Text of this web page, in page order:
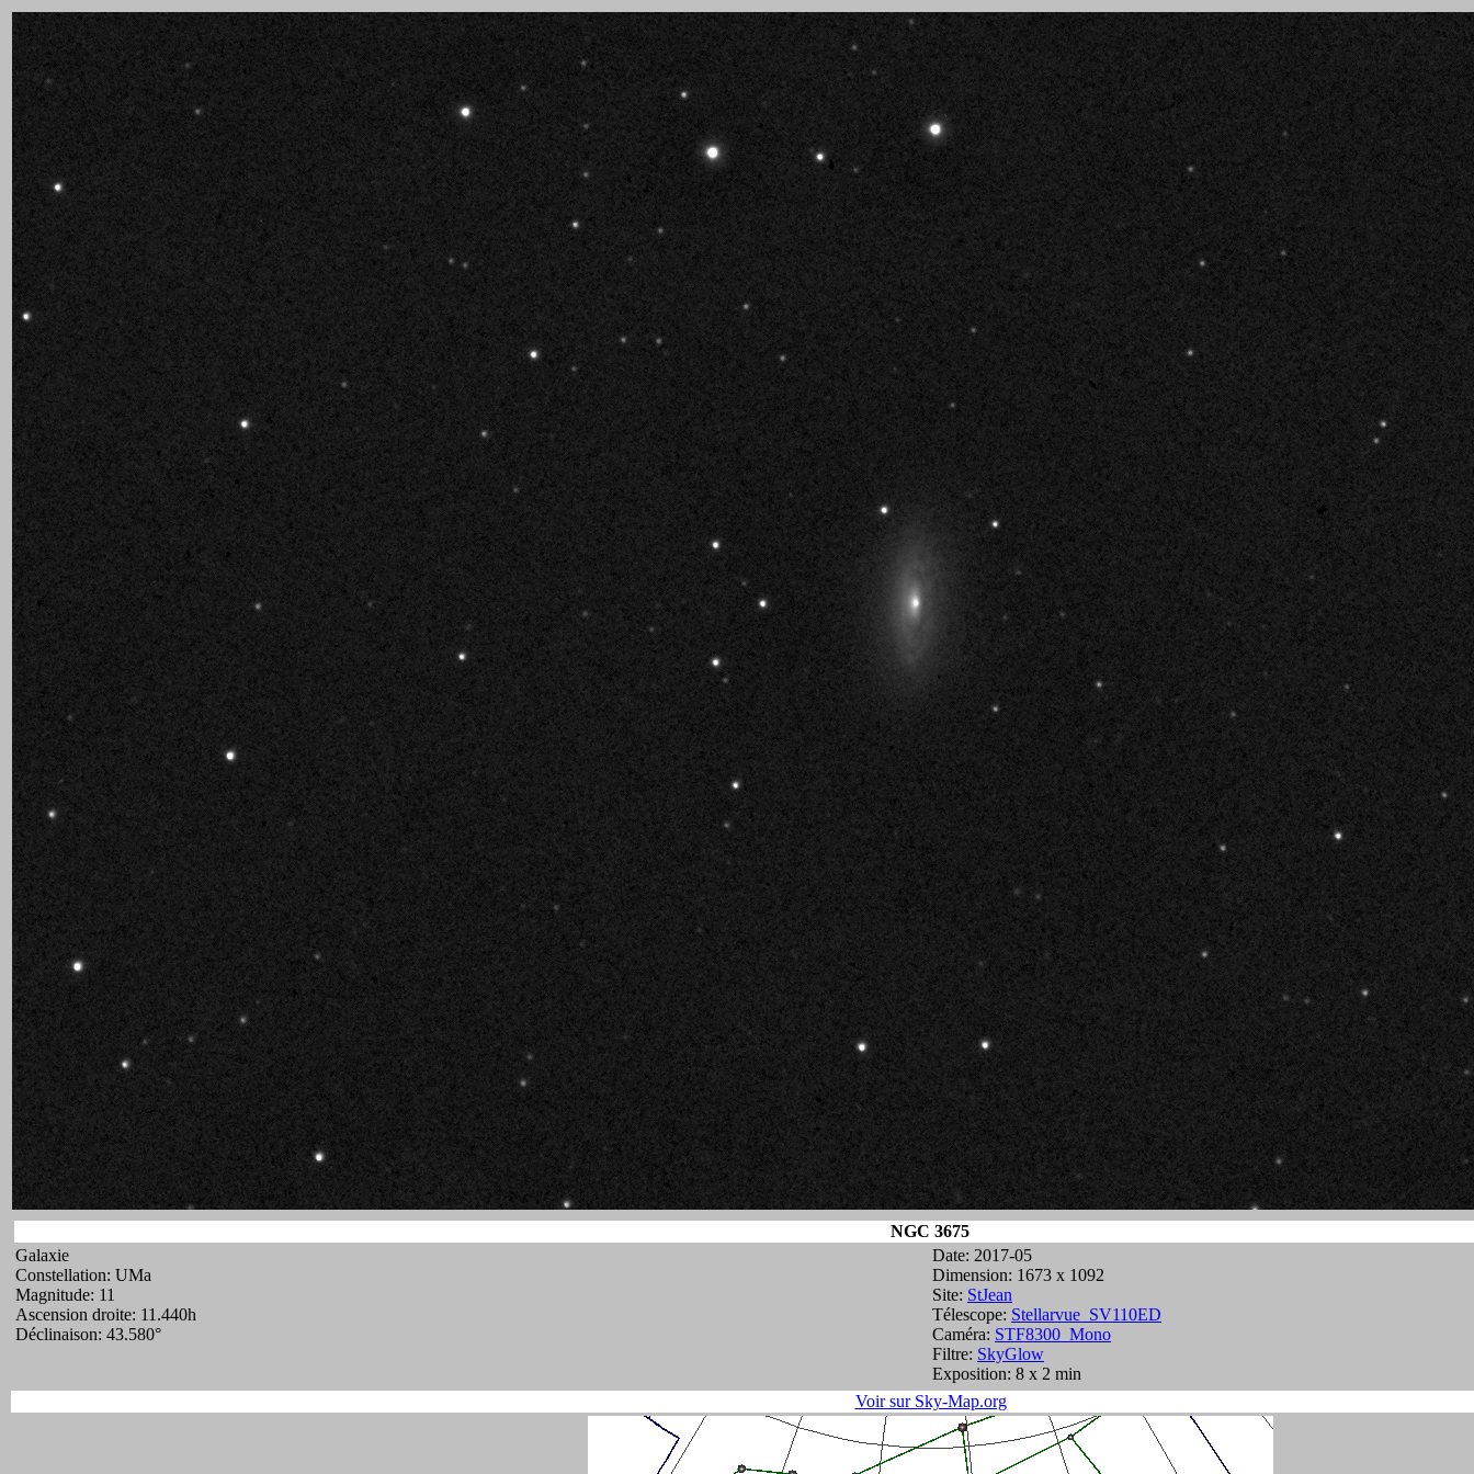
NGC 3675
Galaxie
Constellation: UMa
Magnitude: 11
Ascension droite: 11.440h
Déclinaison: 43.580°
Date: 2017-05
Dimension: 1673 x 1092
Site: StJean
Télescope: Stellarvue_SV110ED
Caméra: STF8300_Mono
Filtre: SkyGlow
Exposition: 8 x 2 min
Voir sur Sky-Map.org